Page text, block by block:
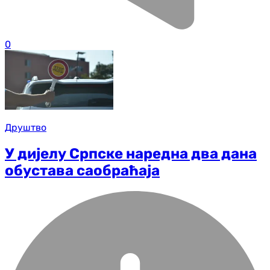
0
Друштво
У дијелу Српске наредна два дана
обустава саобраћаја